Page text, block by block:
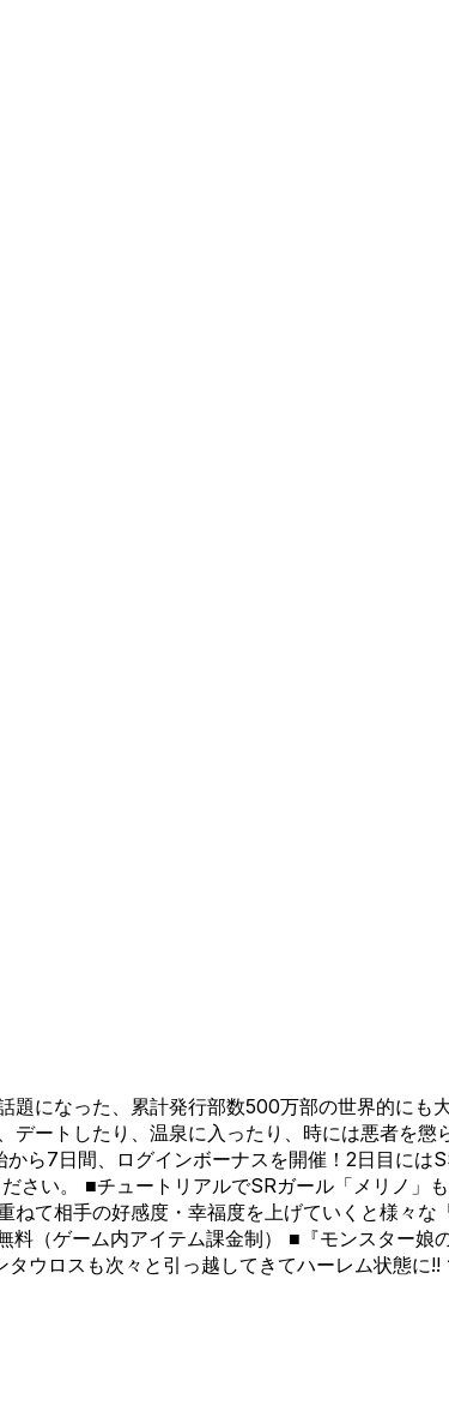
題になった、累計発行部数500万部の世界的に
ートしたり、温泉に入ったり、時には悪者を
ら7日間、ログインボーナスを開催！2日目に
さい。 ■チュートリアルでSRガール「メリノ」
て相手の好感度・幸福度を上げていくと様々
（ゲーム内アイテム課金制） ■『モンスター
ウロスも次々と引っ越してきてハーレム状態に